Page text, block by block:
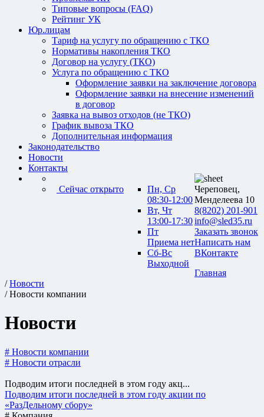
Типовые вопросы (FAQ)
Рейтинг УК
Юр.лицам
Тариф на услугу по обращению с ТКО
Нормативы накопления ТКО
Договор на услугу (ТКО)
Услуга по обращению с ТКО
Оформление заявки на заключение договора
Оформление заявки на внесение изменений
в договор
Заявка на вывоз отходов (не ТКО)
График вывоза ТКО
Дополнительная информация
Законодательство
Новости
Контакты
Сейчас открыто
Пн, Ср
08:30-12:00
Вт, Чт
13:00-17:30
Пт
Приема нет
Сб-Вс
Выходной
Череповец,
Менделеева 10
8(8202) 201-901
info@sled35.ru
Заказать звонок
Написать нам
ВКонтакте
Главная
/Новости
/ Новости компании
Новости
# Новости компании
# Новости отрасли
Подводим итоги последней в этом году акц...
Подводим итоги последней в этом году акции по
«РазДельному сбору»